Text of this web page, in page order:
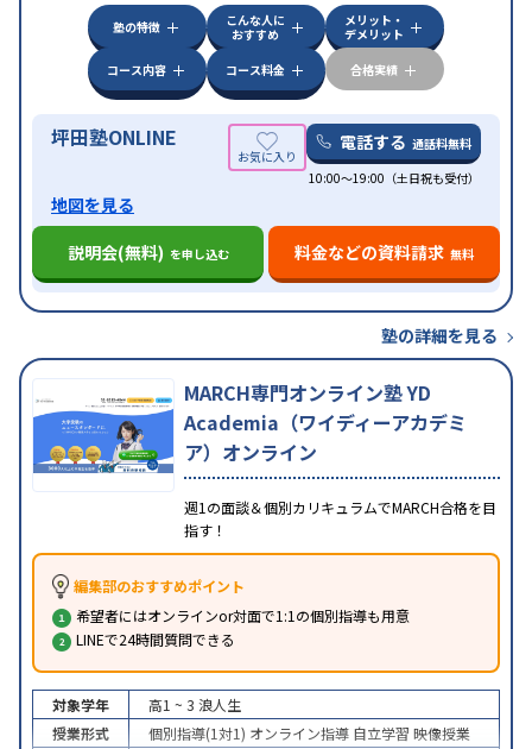
特徴
中高一貫校生に対応授業の振替可能 不登校生に対
学習にPC・タブレットを利用オンライン対応
科目から受講可能季節講習のみの受講可発達障害
の子どもに対応
塾の特徴
こんな人に
おすすめ
メリット・
デメリット
コース内容
コース料金 合格実績
坪田塾ONLINE 電話する 通話料無料
10:00～19:00（土日祝も受付）
地図を見る
説明会(無料) を申し込む 料金などの資料請求 無料
塾の詳細を見る
MARCH専門オンライン塾 YD
Academia（ワイディーアカデミ
ア）オンライン
週1の面談＆個別カリキュラムでMARCH合格を目
指す！
編集部のおすすめポイント
希望者にはオンラインor対面で1:1の個別指導も用意
LINEで24時間質問できる
対象学年 高1 ~ 3 浪人生
授業形式
個別指導(1対1) オンライン指導 自立学習 映像授業